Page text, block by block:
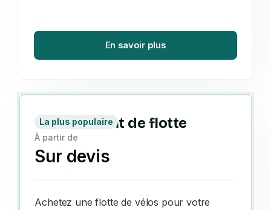
En savoir plus
La plus populaireAchat de flotte
À partir de
Sur devis
Achetez une flotte de vélos pour votre